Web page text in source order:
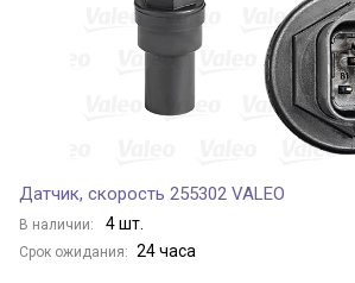
Датчик, скорость 255302 VALEO
В наличии: 4 шт.
Срок ожидания: 24 часа